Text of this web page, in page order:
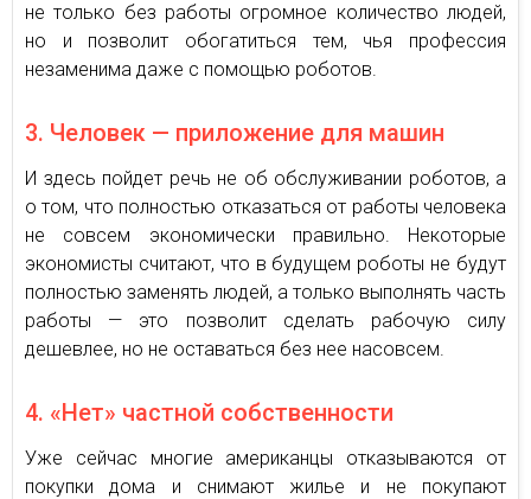
не только без работы огромное количество людей,
но и позволит обогатиться тем, чья профессия
незаменима даже с помощью роботов.
3. Человек — приложение для машин
И здесь пойдет речь не об обслуживании роботов, а
о том, что полностью отказаться от работы человека
не совсем экономически правильно. Некоторые
экономисты считают, что в будущем роботы не будут
полностью заменять людей, а только выполнять часть
работы — это позволит сделать рабочую силу
дешевлее, но не оставаться без нее насовсем.
4. «Нет» частной собственности
Уже сейчас многие американцы отказываются от
покупки дома и снимают жилье и не покупают